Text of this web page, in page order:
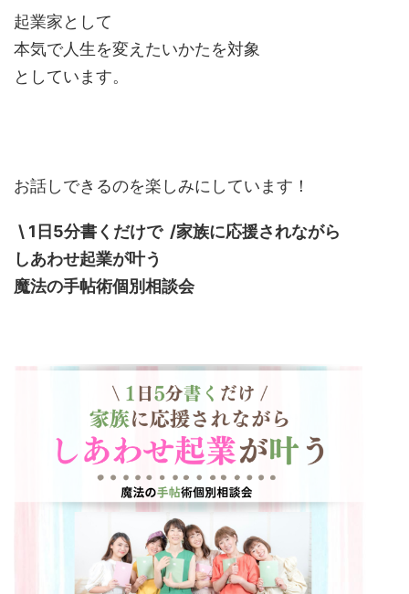
起業家として
本気で人生を変えたいかたを対象
としています。
お話しできるのを楽しみにしています！
\ 1日5分書くだけで /家族に応援されながら
しあわせ起業が叶う
魔法の手帖術個別相談会